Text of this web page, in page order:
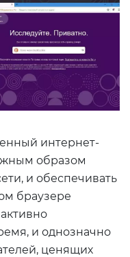
интернет-
образом
и обеспечивать
браузере
и однозначно
ценящих